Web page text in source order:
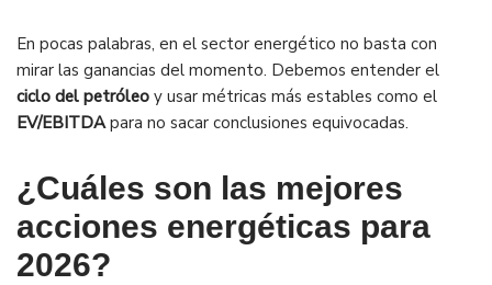
En pocas palabras, en el sector energético no basta con
mirar las ganancias del momento. Debemos entender el
ciclo del petróleo y usar métricas más estables como el
EV/EBITDApara no sacar conclusiones equivocadas.
¿Cuáles son las mejores
acciones energéticas para
2026?